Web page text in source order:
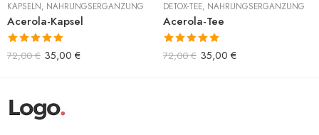
KAPSELN, NAHRUNGSERGÄNZUNG
Acerola-Kapsel
Bewertet mit
5.00von 5
72,00€ 35,00 €
DETOX-TEE, NAHRUNGSERGÄNZUNG
Acerola-Tee
Bewertet mit
5.00von 5
72,00€ 35,00 €